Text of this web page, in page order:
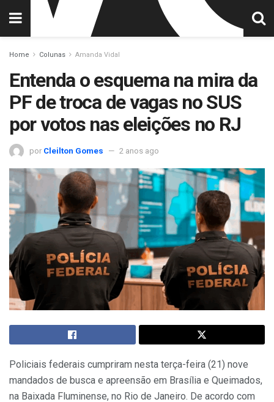
Home Colunas Amanda Vidal
Entenda o esquema na mira da
PF de troca de vagas no SUS
por votos nas eleições no RJ
por Cleilton Gomes 2 anos ago
Policiais federais cumpriram nesta terça-feira (21) nove
mandados de busca e apreensão em Brasília e Queimados,
na Baixada Fluminense, no Rio de Janeiro. De acordo com